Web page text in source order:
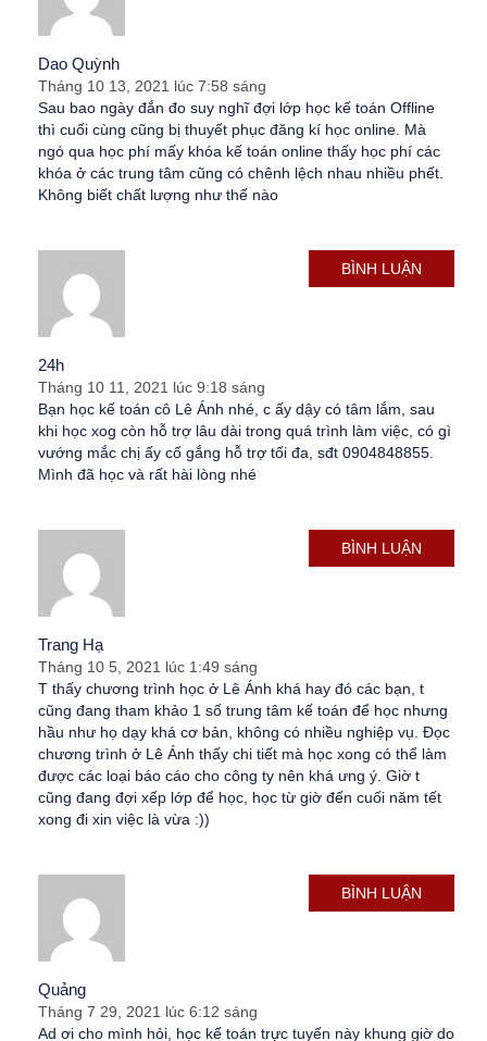
Dao Quỳnh
Tháng 10 13, 2021 lúc 7:58 sáng
Sau bao ngày đắn đo suy nghĩ đợi lớp học kế toán Offline
thì cuối cùng cũng bị thuyết phục đăng kí học online. Mà
ngó qua học phí mấy khóa kế toán online thấy học phí các
khóa ở các trung tâm cũng có chênh lệch nhau nhiều phết.
Không biết chất lượng như thế nào
24h
Tháng 10 11, 2021 lúc 9:18 sáng
Bạn học kế toán cô Lê Ánh nhé, c ấy dậy có tâm lắm, sau
khi học xog còn hỗ trợ lâu dài trong quá trình làm việc, có gì
vướng mắc chị ấy cố gắng hỗ trợ tối đa, sđt 0904848855.
Mình đã học và rất hài lòng nhé
BÌNH LUẬN
Trang Hạ
Tháng 10 5, 2021 lúc 1:49 sáng
T thấy chương trình học ở Lê Ánh khá hay đó các bạn, t
cũng đang tham khảo 1 số trung tâm kế toán để học nhưng
hầu như họ dạy khá cơ bản, không có nhiều nghiệp vụ. Đọc
chương trình ở Lê Ánh thấy chi tiết mà học xong có thể làm
được các loại báo cáo cho công ty nên khá ưng ý. Giờ t
cũng đang đợi xếp lớp để học, học từ giờ đến cuối năm tết
xong đi xin việc là vừa :))
BÌNH LUẬN
Quảng
Tháng 7 29, 2021 lúc 6:12 sáng
Ad ơi cho mình hỏi, học kế toán trực tuyến này khung giờ do
BÌNH LUẬN